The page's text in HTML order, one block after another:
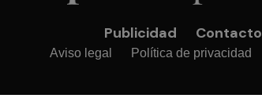
Publicidad Contacto
Aviso legal Política de privacidad